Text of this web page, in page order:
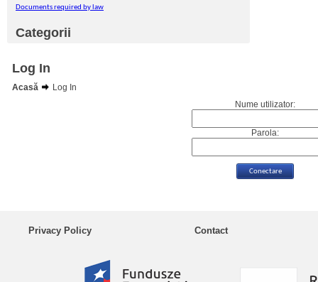
Documents required by law
Categorii
Log In
Acasă
Log In
Nume utilizator:
Parola:
Privacy Policy Contact